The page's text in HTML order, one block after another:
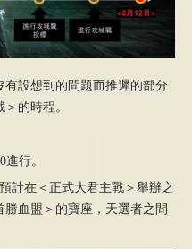
設想到的問題而推遲的部分
的時程。
行。
計在＜正式大君主戰＞舉辦之
血盟＞的寶座，天選者之間